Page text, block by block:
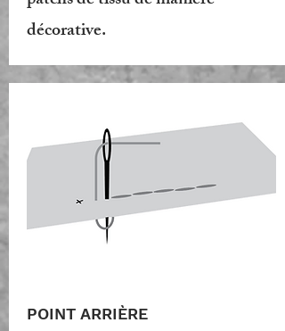
décorative.
POINT ARRIÈRE